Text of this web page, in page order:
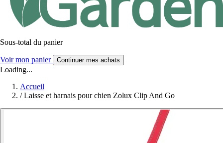
Sous-total du panier
Voir mon panier Continuer mes achats
Loading...
Accueil
/ Laisse et harnais pour chien Zolux Clip And Go